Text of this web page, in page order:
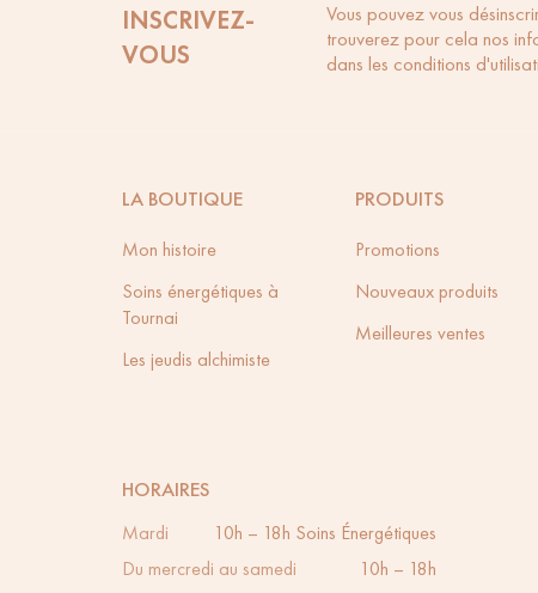
INSCRIVEZ-
VOUS
Vous pouvez vous
trouverez pour cela nos
dans les conditions
LA BOUTIQUE
Mon histoire
Soins énergétiques à
Tournai
Les jeudis alchimiste
PRODUITS
Promotions
Nouveaux produits
Meilleures ventes
HORAIRES
Mardi 10h – 18h Soins Énergétiques
Du mercredi au samedi
10h – 18h